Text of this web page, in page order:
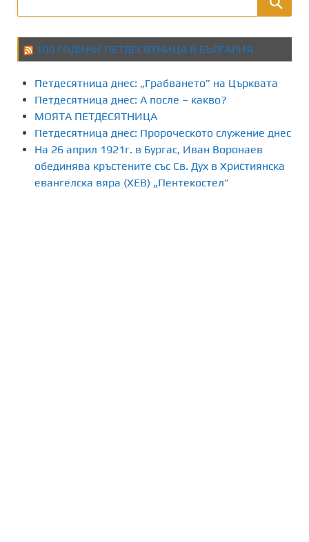
и
г
а
ц
и
я
100 ГОДИНИ ПЕТДЕСЯТНИЦА В БЪЛГАРИЯ
Петдесятница днес: „Грабването” на Църквата
Петдесятница днес: А после – какво?
МОЯТА ПЕТДЕСЯТНИЦА
Петдесятница днес: Пророческото служение днес
На 26 април 1921г. в Бургас, Иван Воронаев
обединява кръстените със Св. Дух в Християнска
евангелска вяра (ХЕВ) „Пентекостел”